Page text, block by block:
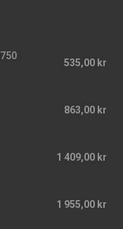
535,00 kr
863,00 kr
1 409,00 kr
1 955,00 kr